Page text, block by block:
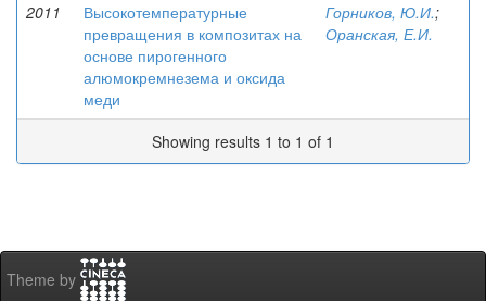
2011
Высокотемпературные
превращения в композитах на
основе пирогенного
алюмокремнезема и оксида
меди
Горников, Ю.И.;
Оранская, Е.И.
Showing results 1 to 1 of 1
Theme by